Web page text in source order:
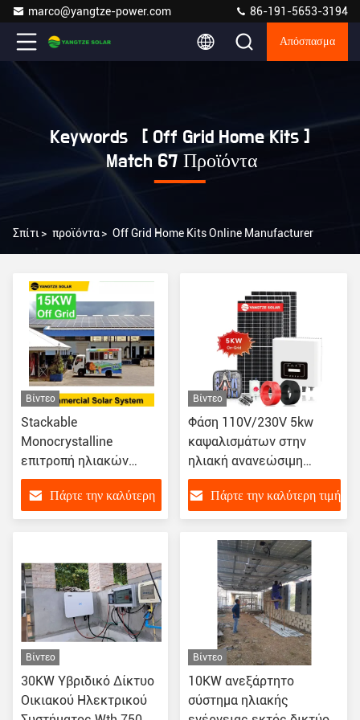
marco@yangtze-power.com 86-191-5653-3194
Απόσπασμα
Keywords [ Off Grid Home Kits ]
Match 67 Προϊόντα
Σπίτι > προϊόντα> Off Grid Home Kits Online Manufacturer
Βίντεο
Stackable
Monocrystalline
επιτροπή ηλιακών
συστημάτων δεσμών
εγχώριου 15kw
πλέγματος
Πάρτε την καλύτερη
Βίντεο
Φάση 110V/230V 5kw
καψαλισμάτων στην
ηλιακή ανανεώσιμη
ενέργεια αναστροφέων
συστημάτων εξαρτήσεων
πλέγματος
Πάρτε την καλύτερη τιμή
Βίντεο
30KW Υβριδικό Δίκτυο
Οικιακού Ηλεκτρικού
Βίντεο
10KW ανεξάρτητο
σύστημα ηλιακής